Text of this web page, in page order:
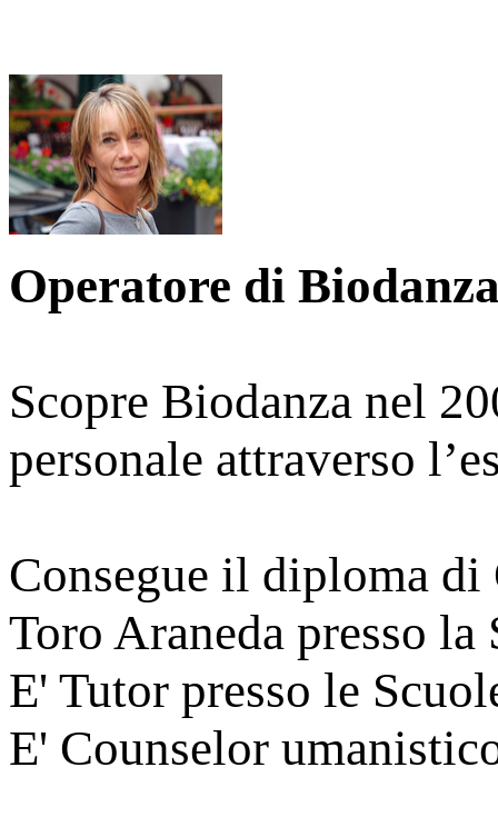
Operatore di
Scopre Biodanza nel
personale attraverso
Consegue il diploma di
Toro Araneda presso
E' Tutor presso le
E' Counselor